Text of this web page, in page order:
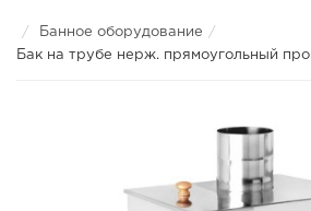
Банное оборудование
Бак на трубе нерж. прямоугольный